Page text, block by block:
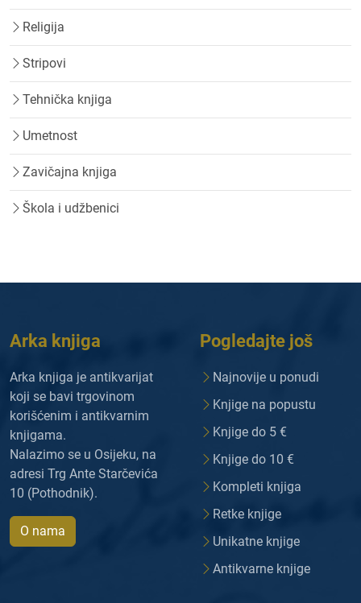
Religija
Stripovi
Tehnička knjiga
Umetnost
Zavičajna knjiga
Škola i udžbenici
Arka knjiga
Arka knjiga je antikvarijat
koji se bavi trgovinom
korišćenim i antikvarnim
knjigama.
Nalazimo se u Osijeku, na
adresi Trg Ante Starčevića
10 (Pothodnik).
O nama
Pogledajte još
Najnovije u ponudi
Knjige na popustu
Knjige do 5 €
Knjige do 10 €
Kompleti knjiga
Retke knjige
Unikatne knjige
Antikvarne knjige